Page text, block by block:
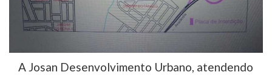
A Josan Desenvolvimento Urbano, atendendo